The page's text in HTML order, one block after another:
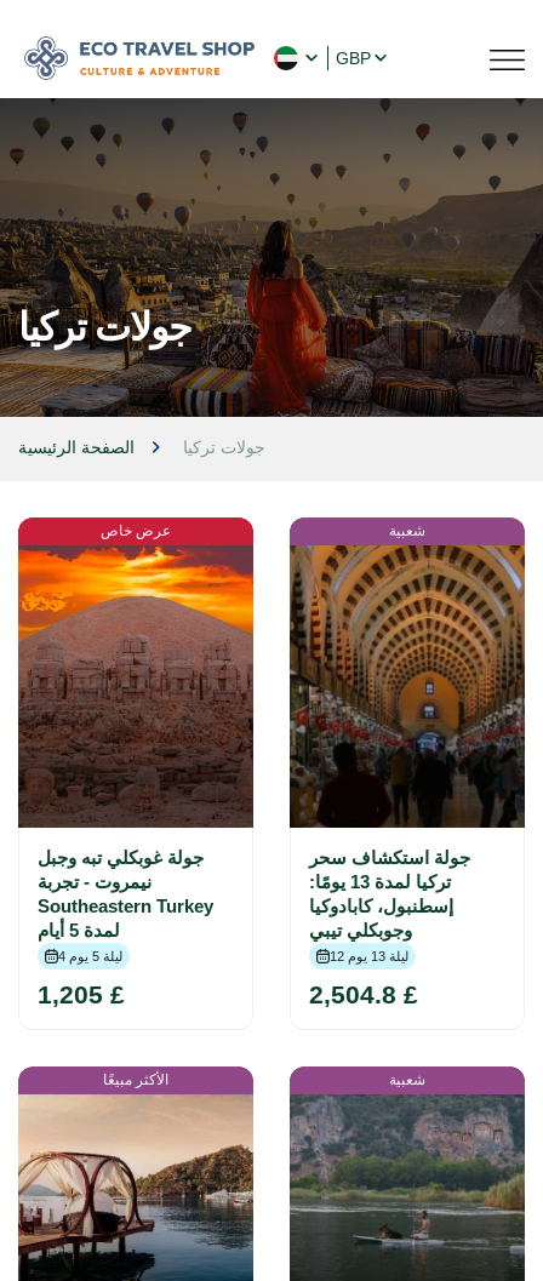
GBP
جولات تركيا
الصفحة الرئيسية جولات تركيا
عرض خاص
جولة غوبكلي تبه وجبل
نيمروت - تجربة
Southeastern Turkey
لمدة 5 أيام
4 ليلة 5 يوم
1,205 £
شعبية
جولة استكشاف سحر
تركيا لمدة 13 يومًا:
إسطنبول، كابادوكيا
وجوبكلي تيبي
12 ليلة 13 يوم
2,504.8 £
الأكثر مبيعًا شعبية